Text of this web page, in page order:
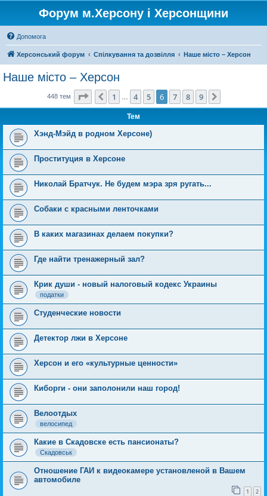
Форум м.Херсону і Херсонщини
Допомога
Херсонський форум Спілкування та дозвілля Наше місто – Херсон
Наше місто – Херсон
448 тем Сторінка6 з9
Поперед.
1 4 5 6 7 8 9
Тем
Хэнд-Мэйд в родном Херсоне)
Проституция в Херсоне
Николай Братчук. Не будем мэра зря ругать...
Собаки с красными ленточками
В каких магазинах делаем покупки?
Где найти тренажерный зал?
Крик души - новый налоговый кодекс Украины
податки
Студенческие новости
Детектор лжи в Херсоне
Херсон и его «культурные ценности»
Киборги - они заполонили наш город!
Велоотдых
велосипед
Какие в Скадовске есть пансионаты?
Скадовськ
Отношение ГАИ к видеокамере установленой в Вашем
автомобиле
1 2